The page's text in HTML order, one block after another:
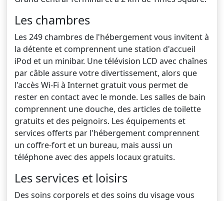
Les chambres
Les 249 chambres de l'hébergement vous invitent à
la détente et comprennent une station d'accueil
iPod et un minibar. Une télévision LCD avec chaînes
par câble assure votre divertissement, alors que
l'accès Wi-Fi à Internet gratuit vous permet de
rester en contact avec le monde. Les salles de bain
comprennent une douche, des articles de toilette
gratuits et des peignoirs. Les équipements et
services offerts par l'hébergement comprennent
un coffre-fort et un bureau, mais aussi un
téléphone avec des appels locaux gratuits.
Les services et loisirs
Des soins corporels et des soins du visage vous